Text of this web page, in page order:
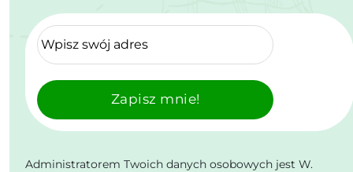
Zapisz mnie!
Administratorem Twoich danych osobowych jest W.